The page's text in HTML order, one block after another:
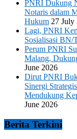
PNRI Dukung
Notaris dalam
Hukum 27 July
Lagi, PNRI
Sosialisasi
Perum PNRI
Malang,
June 2026
Dirut PNRI
Sinergi
Mendukung
June 2026
Berita Terkini